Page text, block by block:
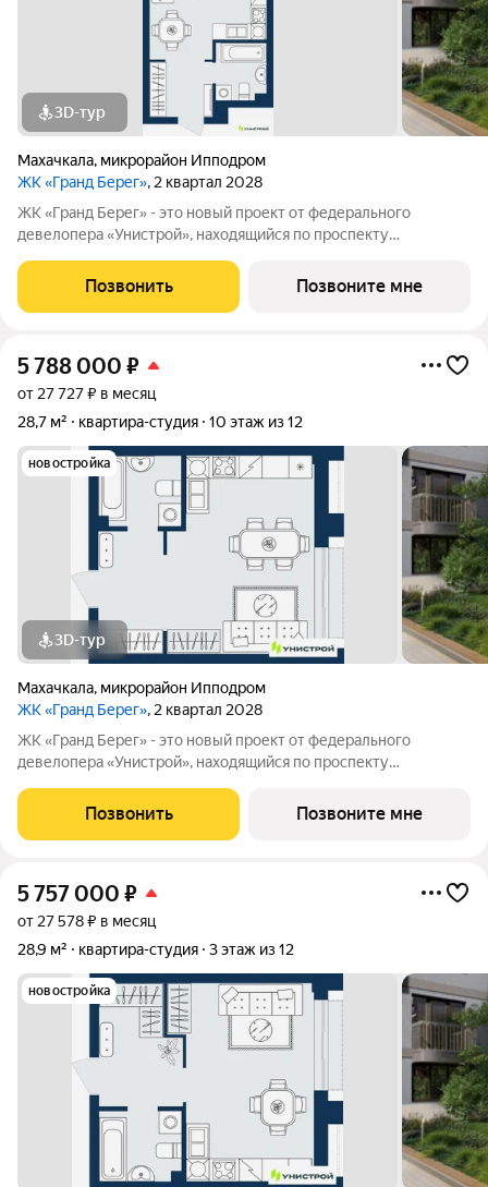
3D-тур
Махачкала, микрорайон Ипподром
ЖК «Гранд Берег», 2 квартал 2028
ЖК «Гранд Берег» - это новый проект от федерального
девелопера «Унистрой», находящийся по проспекту
локация, где все необходимое рядом - 5 минут ходьбы до 3
остановок общественного транспорта. Легко
Позвонить Позвоните мне
5 788 000 ₽
от 27 727 ₽ в месяц
28,7 м²
квартира-студия 10 этаж из 12
новостройка
3D-тур
Махачкала, микрорайон Ипподром
ЖК «Гранд Берег», 2 квартал 2028
ЖК «Гранд Берег» - это новый проект от федерального
девелопера «Унистрой», находящийся по проспекту
локация, где все необходимое рядом - 5 минут ходьбы до 3
остановок общественного транспорта. Легко
Позвонить Позвоните мне
5 757 000 ₽
от 27 578 ₽ в месяц
28,9 м²
квартира-студия 3 этаж из 12
новостройка